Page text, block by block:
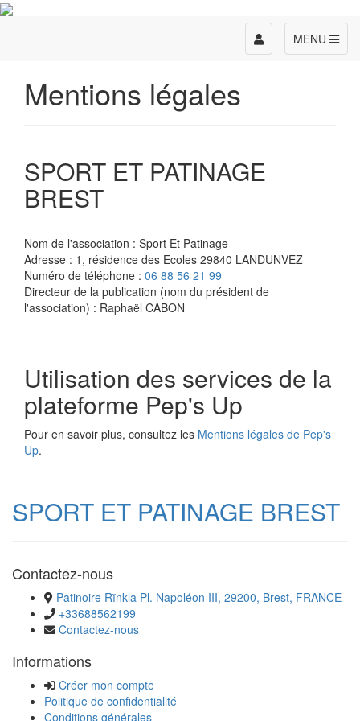
MENU
Toggle
navigation
Mentions légales
SPORT ET PATINAGE
BREST
Nom de l'association : Sport Et Patinage
Adresse : 1, résidence des Ecoles 29840 LANDUNVEZ
Numéro de téléphone : 06 88 56 21 99
Directeur de la publication (nom du président de
l'association) : Raphaël CABON
Utilisation des services de la
plateforme Pep's Up
Pour en savoir plus, consultez les Mentions légales de Pep's
Up.
SPORT ET PATINAGE BREST
Contactez-nous
Patinoire Rïnkla Pl. Napoléon III, 29200, Brest, FRANCE
+33688562199
Contactez-nous
Informations
Créer mon compte
Politique de confidentialité
Conditions générales